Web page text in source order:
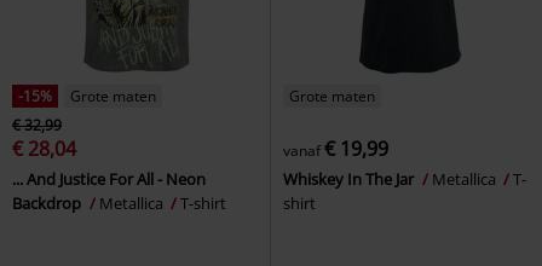
-15%
Grote maten
€ 32,99
€ 28,04
... And Justice For All - Neon
Backdrop
Metallica T-shirt
Grote maten
vanaf€ 19,99
Whiskey In The Jar Metallica
T-
shirt